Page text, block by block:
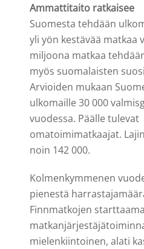
Ammattitaito ratkaisee
Suomesta tehdään
yli yön kestävää matkaa
miljoona matkaa
myös suomalaisten
Arvioiden mukaan
ulkomaille 30 000
vuodessa. Päälle tulevat
omatoimimatkaajat.
noin 142 000.
Kolmenkymmenen
pienestä
Finnmatkojen
mielenkiintoinen, alati